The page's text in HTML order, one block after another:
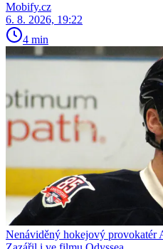
Mobify.cz
6. 8. 2026, 19:22
4 min
Nenáviděný hokejový provokatér